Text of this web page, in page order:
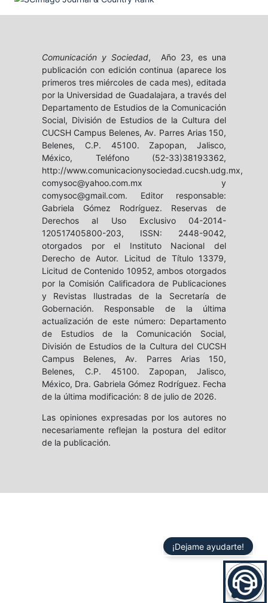
Comunicación y Sociedad, Año 23, es una
publicación con edición continua (aparece los
primeros tres miércoles de cada mes), editada
por la Universidad de Guadalajara, a través del
Departamento de Estudios de la Comunicación
Social, División de Estudios de la Cultura del
CUCSH Campus Belenes, Av. Parres Arias 150,
Belenes, C.P. 45100. Zapopan, Jalisco,
México, Teléfono (52-33)38193362,
http://www.comunicacionysociedad.cucsh.udg.mx,
comysoc@yahoo.com.mx y
comysoc@gmail.com. Editor responsable:
Gabriela Gómez Rodríguez. Reservas de
Derechos al Uso Exclusivo 04-2014-
120517405800-203, ISSN: 2448-9042,
otorgados por el Instituto Nacional del
Derecho de Autor. Licitud de Título 13379,
Licitud de Contenido 10952, ambos otorgados
por la Comisión Calificadora de Publicaciones
y Revistas Ilustradas de la Secretaría de
Gobernación. Responsable de la última
actualización de este número: Departamento
de Estudios de la Comunicación Social,
División de Estudios de la Cultura del CUCSH
Campus Belenes, Av. Parres Arias 150,
Belenes, C.P. 45100. Zapopan, Jalisco,
México, Dra. Gabriela Gómez Rodríguez. Fecha
de la última modificación: 8 de julio de 2026.
Las opiniones expresadas por los autores no
necesariamente reflejan la postura del editor
de la publicación.
¡Dejame ayudarte!